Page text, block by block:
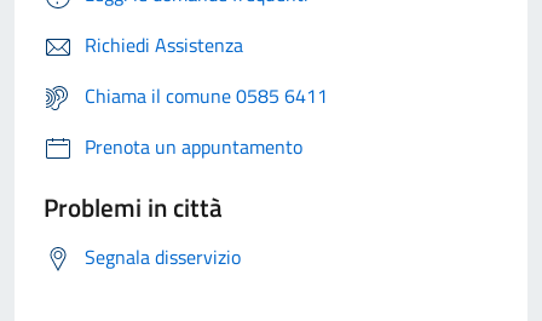
Richiedi Assistenza
Chiama il comune 0585 6411
Prenota un appuntamento
Problemi in città
Segnala disservizio